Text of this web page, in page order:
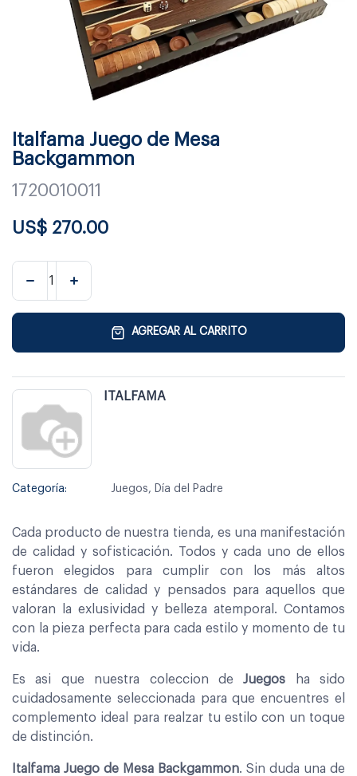
Italfama Juego de Mesa
Backgammon
1720010011
US$ 270.00
AGREGAR AL CARRITO
ITALFAMA
Categoría: Juegos, Día del Padre
Cada producto de nuestra tienda, es una manifestación
de calidad y sofisticación. Todos y cada uno de ellos
fueron elegidos para cumplir con los más altos
estándares de calidad y pensados para aquellos que
valoran la exlusividad y belleza atemporal. Contamos
con la pieza perfecta para cada estilo y momento de tu
vida.
Es asi que nuestra coleccion deJuegos ha sido
cuidadosamente seleccionada para que encuentres el
complemento ideal para realzar tu estilo con un toque
de distinción.
Italfama Juego de Mesa Backgammon. Sin duda una de